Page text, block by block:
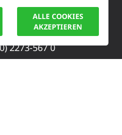
2273-567 0
ALLE COOKIES
AKZEPTIEREN